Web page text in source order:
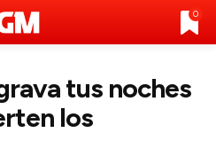
0
tus noches
los